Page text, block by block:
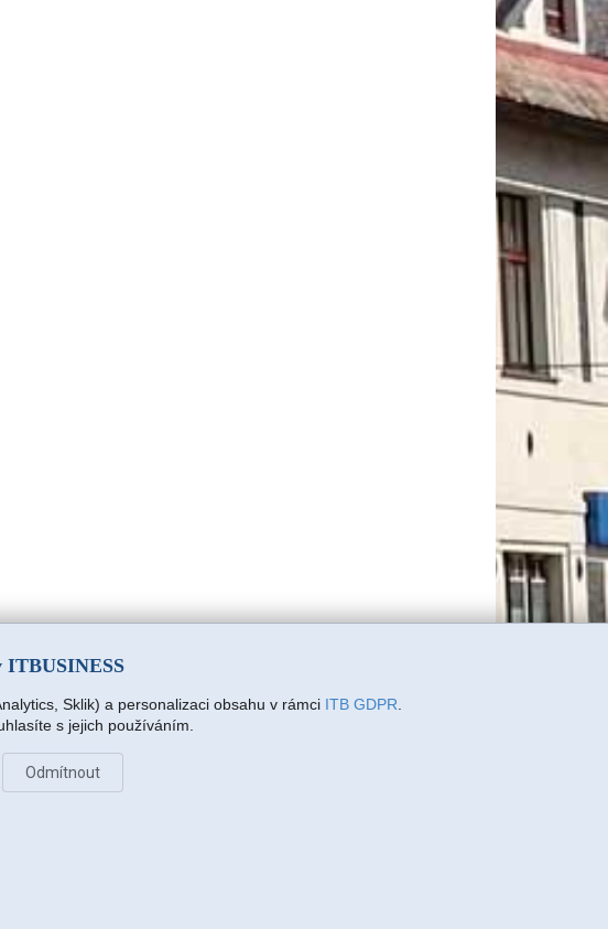
ITBUSINESS
Sklik) a personalizaci obsahu v rámci ITB GDPR
s jejich používáním.
Odmítnout